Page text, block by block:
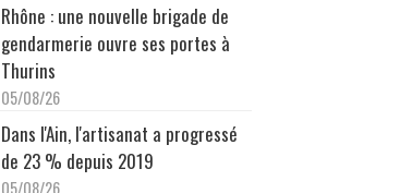
Rhône : une nouvelle brigade de
gendarmerie ouvre ses portes à
Thurins
05/08/26
Dans l'Ain, l'artisanat a progressé
de 23 % depuis 2019
05/08/26